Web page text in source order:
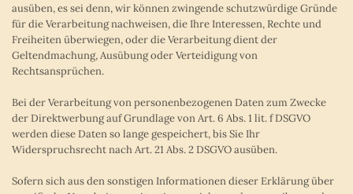
ausüben, es sei denn, wir können zwingende schutzwürdige Gründe
für die Verarbeitung nachweisen, die Ihre Interessen, Rechte und
Freiheiten überwiegen, oder die Verarbeitung dient der
Geltendmachung, Ausübung oder Verteidigung von
Rechtsansprüchen.
Bei der Verarbeitung von personenbezogenen Daten zum Zwecke
der Direktwerbung auf Grundlage von Art. 6 Abs. 1 lit. f DSGVO
werden diese Daten so lange gespeichert, bis Sie Ihr
Widerspruchsrecht nach Art. 21 Abs. 2 DSGVO ausüben.
Sofern sich aus den sonstigen Informationen dieser Erklärung über